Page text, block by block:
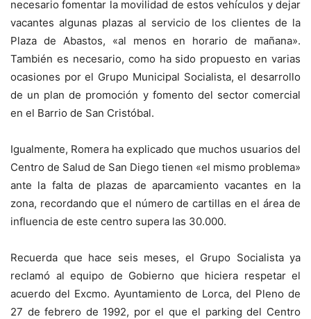
necesario fomentar la movilidad de estos vehículos y dejar
vacantes algunas plazas al servicio de los clientes de la
Plaza de Abastos, «al menos en horario de mañana».
También es necesario, como ha sido propuesto en varias
ocasiones por el Grupo Municipal Socialista, el desarrollo
de un plan de promoción y fomento del sector comercial
en el Barrio de San Cristóbal.
Igualmente, Romera ha explicado que muchos usuarios del
Centro de Salud de San Diego tienen «el mismo problema»
ante la falta de plazas de aparcamiento vacantes en la
zona, recordando que el número de cartillas en el área de
influencia de este centro supera las 30.000.
Recuerda que hace seis meses, el Grupo Socialista ya
reclamó al equipo de Gobierno que hiciera respetar el
acuerdo del Excmo. Ayuntamiento de Lorca, del Pleno de
27 de febrero de 1992, por el que el parking del Centro